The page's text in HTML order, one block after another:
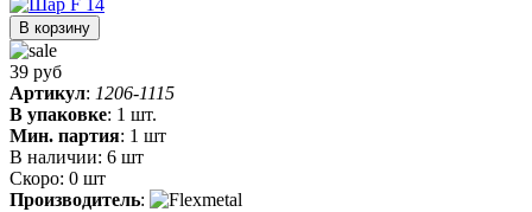
В корзину
39 руб
Артикул: 1206-1115
В упаковке: 1 шт.
Мин. партия: 1 шт
В наличии: 6 шт
Скоро: 0 шт
Производитель: